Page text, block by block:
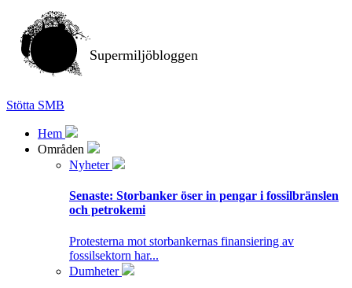
Supermiljöbloggen
Stötta SMB
Hem
Områden
Nyheter
Senaste: Storbanker öser in pengar i fossilbränslen
och petrokemi
Protesterna mot storbankernas finansiering av
fossilsektorn har...
Dumheter